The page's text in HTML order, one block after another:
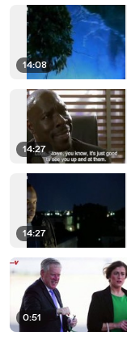
14:08
14:27
14:27
0:51